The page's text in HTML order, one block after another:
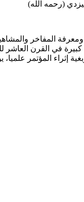
(رحمه الله)
المفاخر
في القرن
إثراء المؤتمر